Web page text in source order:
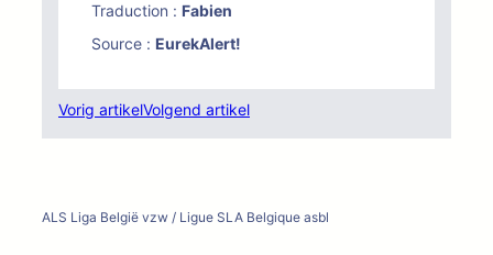
Traduction : Fabien
Source : EurekAlert!
Vorig artikelVolgend artikel
ALS Liga België vzw / Ligue SLA Belgique asbl